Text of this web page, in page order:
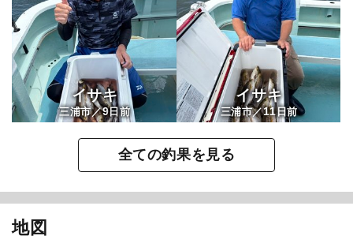
イサキ
三浦市／9日前
イサキ
三浦市／11日前
全ての釣果を見る
地図